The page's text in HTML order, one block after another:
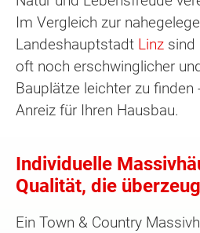
Im Vergleich zur
Landeshauptstadt Linz sind
oft noch erschwinglicher
Bauplätze leichter zu finden
Anreiz für Ihren Hausbau.
Individuelle
Qualität, die
Ein Town & Country